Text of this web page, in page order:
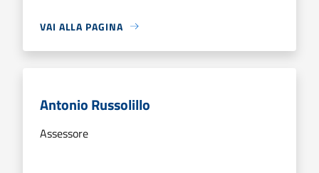
VAI ALLA PAGINA
Antonio Russolillo
Assessore